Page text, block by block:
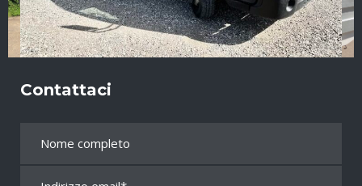
Contattaci